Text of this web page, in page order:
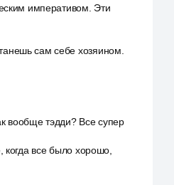
императивом. Эти
сам себе хозяином.
вообще тэдди? Все супер
когда все было хорошо,